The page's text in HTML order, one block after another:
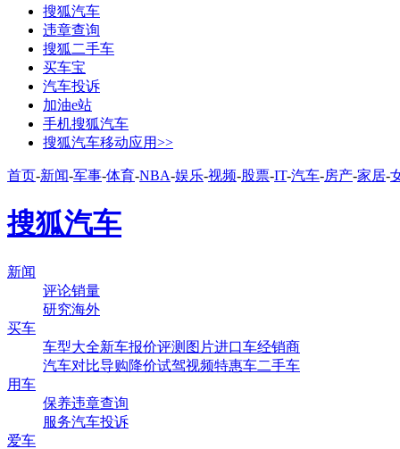
搜狐汽车
违章查询
搜狐二手车
买车宝
汽车投诉
加油e站
手机搜狐汽车
搜狐汽车移动应用>>
首页-新闻-军事-体育-NBA-娱乐-视频-股票-IT-汽车-房产-家居-
搜狐汽车
新闻
评论销量
研究海外
买车
车型大全新车报价评测 图片进口车经销商
汽车对比导购降价试驾视频特惠车二手车
用车
保养违章查询
服务汽车投诉
爱车